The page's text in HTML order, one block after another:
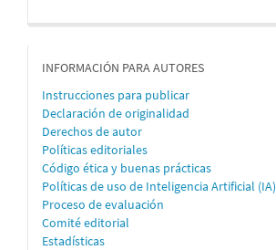
informacion
INFORMACIÓN PARA AUTORES
Instrucciones para publicar
Declaración de originalidad
Derechos de autor
Políticas editoriales
Código ética y buenas prácticas
Políticas de uso de Inteligencia Artificial (IA)
Proceso de evaluación
Comité editorial
Estadísticas